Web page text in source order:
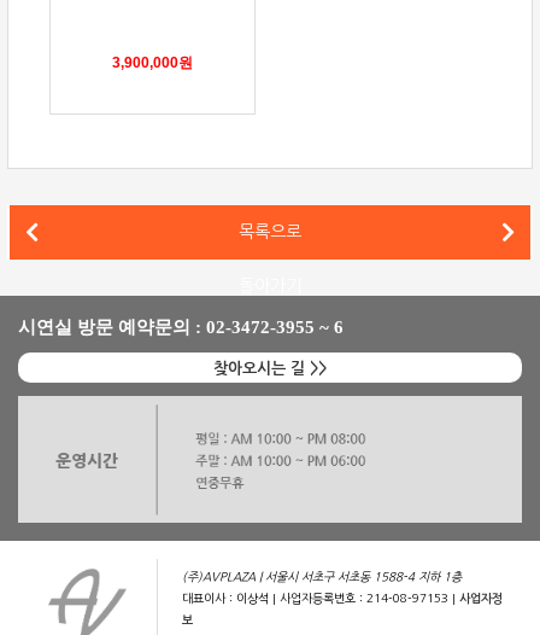
3,900,000원
소너스 파베르(Sonus Faber)와 매킨토시(McIntosh)를 매칭한
탄노이(Tannoy) GRF GR과 매킨토시(McIntosh) MA9000을 매칭한 하이파이 시스템
목록으로
시연실 방문 예약문의 : 02-3472-3955 ~ 6
찾아오시는 길 >>
(주)AVPLAZA | 서울시 서초구 서초동 1588-4 지하 1층
대표이사 : 이상석 | 사업자등록번호 : 214-08-97153 |사업자정
보